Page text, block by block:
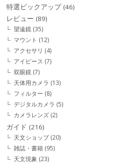
特選ピックアップ(46)
レビュー (89)
望遠鏡 (35)
マウント (12)
アクセサリ (4)
アイピース (7)
双眼鏡 (7)
天体用カメラ (13)
フィルター (8)
デジタルカメラ (5)
カメラレンズ (2)
ガイド (216)
天文ショップ(20)
雑誌・書籍 (95)
天文現象 (23)